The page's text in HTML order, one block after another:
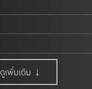
ดูเพิ่มเติม ↓